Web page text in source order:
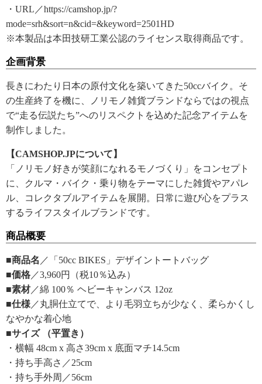
・URL／https://camshop.jp/?
mode=srh&sort=n&cid=&keyword=2501HD
※本製品は本田技研工業公認のライセンス取得商品です。
企画背景
長きにわたり日本の原付文化を築いてきた50ccバイク。そ
の生産終了を機に、ノリモノ雑貨ブランドならではの視点
で“走る伝説たち”へのリスペクトを込めた記念アイテムを
制作しました。
【CAMSHOP.JPについて】
「ノリモノ好きが笑顔になれるモノづくり」をコンセプト
に、クルマ・バイク・乗り物をテーマにした雑貨やアパレ
ル、コレクタブルアイテムを展開。日常に遊び心をプラス
するライフスタイルブランドです。
商品概要
■商品名 ／「50cc BIKES」デザイントートバッグ
■価格 ／3,960円（税10％込み）
■素材／綿 100％ ヘビーキャンバス 12oz
■仕様 ／丸胴仕立てで、より毛羽立ちが少なく、柔らかくし
なやかな着心地
■サイズ （平置き）
・横幅 48cm x 高さ39cm x 底面マチ14.5cm
・持ち手高さ／25cm
・持ち手外周／56cm